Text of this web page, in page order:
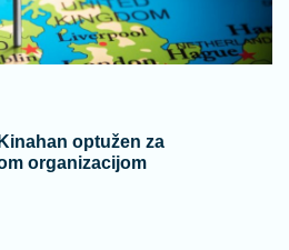
optužen za
organizacijom